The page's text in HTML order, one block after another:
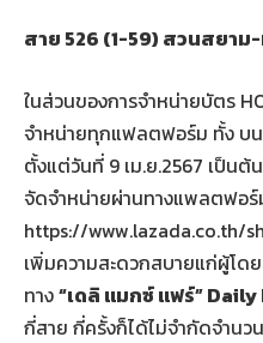
สาย 526 (1-59) สวนสยา
ในส่วนของการจำหน่ายบัตร
จำหน่ายทุกแฟลตฟอร์ม ทั้ง บน
ตั้งแต่วันที่ 9 เม.ย.2567 เป็นต้
จัดจำหน่ายผ่านทางแพลตฟอร์
https://www.lazada.co.th/
เพิ่มความสะดวกสบายแก่ผู้โด
ทาง“เดลิ แมกซ์ แฟร์”Daily
กี่สาย กี่ครั้งก็ได้ไม่จำกัดจำนว